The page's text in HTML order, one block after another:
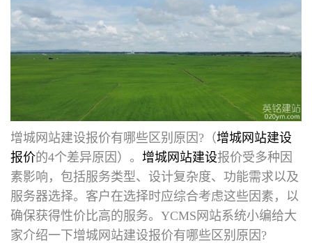
增城网站建设报价有哪些区别原因 ?（增城网站建设
报价的4个差异原因）。 增城网站建设报价受多种因
素影响，包括服务类型、设计复杂度、功能需求以及
服务器选择。客户在选择时应综合考虑这些因素，以
确保获得性价比高的服务。YCMS网站系统小编给大
家介绍一下增城网站建设报价有哪些区别原因?